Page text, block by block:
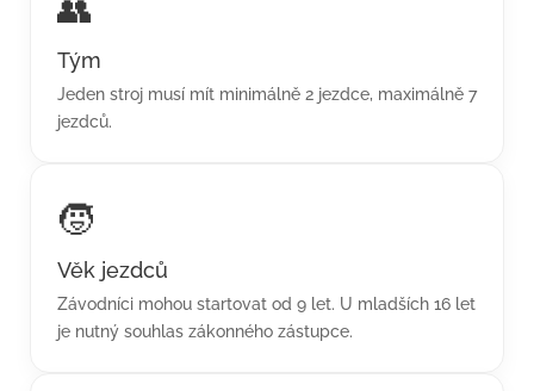
👥
Tým
Jeden stroj musí mít minimálně 2 jezdce, maximálně 7
jezdců.
🧒
Věk jezdců
Závodníci mohou startovat od 9 let. U mladších 16 let
je nutný souhlas zákonného zástupce.